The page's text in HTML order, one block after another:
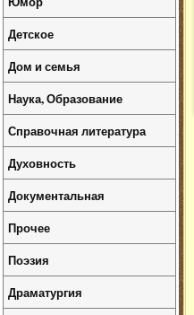
Детское
Дом и семья
Наука, Образование
Справочная литература
Духовность
Документальная
Прочее
Поэзия
Драматургия